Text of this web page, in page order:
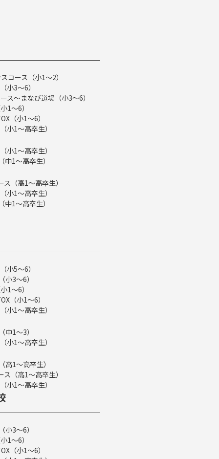
コース（小1～2）
小3～6）
ス～まなび道場（小3～6）
1～6）
（小1～6）
小1～高卒生）
小1～高卒生）
1～高卒生）
（高1～高卒生）
小1～高卒生）
1～高卒生）
小5～6）
小3～6）
1～6）
（小1～6）
小1～高卒生）
中1～3）
小1～高卒生）
高1～高卒生）
（高1～高卒生）
小1～高卒生）
小3～6）
1～6）
（小1～6）